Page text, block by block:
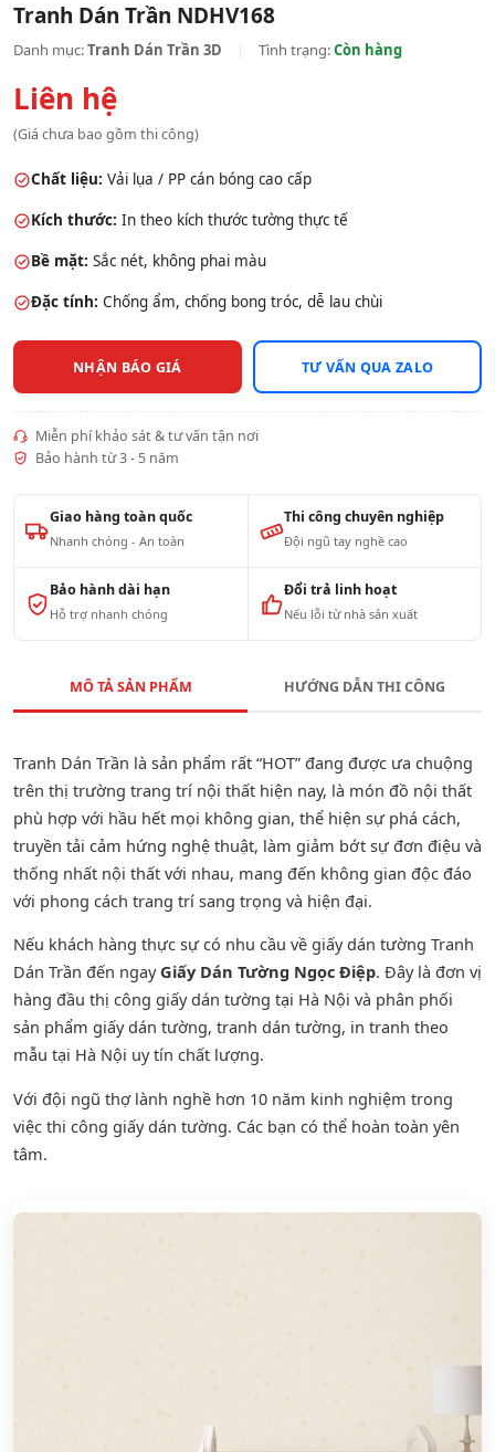
Tranh Dán Trần NDHV168
Danh mục:Tranh Dán Trần 3D Tình trạng:Còn hàng
Liên hệ
(Giá chưa bao gồm thi công)
Chất liệu: Vải lụa / PP cán bóng cao cấp
Kích thước: In theo kích thước tường thực tế
Bề mặt: Sắc nét, không phai màu
Đặc tính: Chống ẩm, chống bong tróc, dễ lau chùi
NHẬN BÁO GIÁ TƯ VẤN QUA ZALO
Miễn phí khảo sát & tư vấn tận nơi
Bảo hành từ 3 - 5 năm
Giao hàng toàn quốc
Nhanh chóng - An toàn
Thi công chuyên nghiệp
Đội ngũ tay nghề cao
Bảo hành dài hạn
Hỗ trợ nhanh chóng
Đổi trả linh hoạt
Nếu lỗi từ nhà sản xuất
MÔ TẢ SẢN PHẨM HƯỚNG DẪN THI CÔNG
Tranh Dán Trần là sản phẩm rất “HOT” đang được ưa chuộng
trên thị trường trang trí nội thất hiện nay, là món đồ nội thất
phù hợp với hầu hết mọi không gian, thể hiện sự phá cách,
truyền tải cảm hứng nghệ thuật, làm giảm bớt sự đơn điệu và
thống nhất nội thất với nhau, mang đến không gian độc đáo
với phong cách trang trí sang trọng và hiện đại.
Nếu khách hàng thực sự có nhu cầu về giấy dán tường Tranh
Dán Trần đến ngayGiấy Dán Tường Ngọc Điệp. Đây là đơn vị
hàng đầu thị công giấy dán tường tại Hà Nội và phân phối
sản phẩm giấy dán tường, tranh dán tường, in tranh theo
mẫu tại Hà Nội uy tín chất lượng.
Với đội ngũ thợ lành nghề hơn 10 năm kinh nghiệm trong
việc thi công giấy dán tường. Các bạn có thể hoàn toàn yên
tâm.